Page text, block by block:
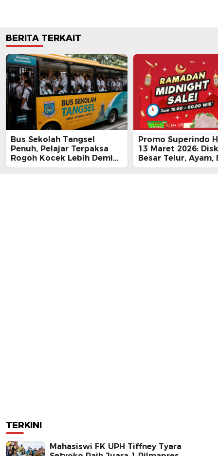
BERITA TERKAIT
Bus Sekolah Tangsel
Penuh, Pelajar Terpaksa
Rogoh Kocek Lebih Demi
Tiba Tepat Waktu
Promo Superindo
13 Maret 2026:
Besar Telur, Ayam,
hingga Daging,
TERKINI
Mahasiswi FK UPH Tiffney Tyara